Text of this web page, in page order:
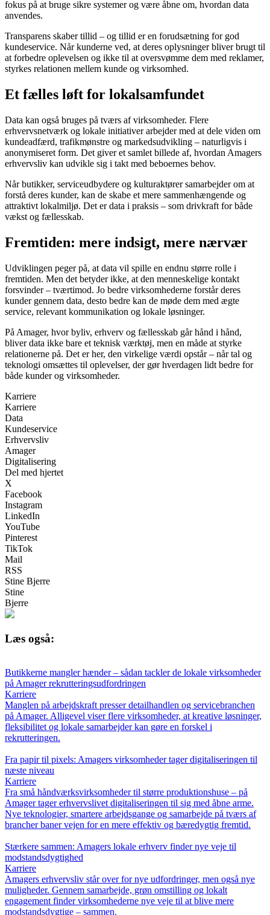
fokus på at bruge sikre systemer og være åbne om, hvordan data
anvendes.
Transparens skaber tillid – og tillid er en forudsætning for god
kundeservice. Når kunderne ved, at deres oplysninger bliver brugt til
at forbedre oplevelsen og ikke til at oversvømme dem med reklamer,
styrkes relationen mellem kunde og virksomhed.
Et fælles løft for lokalsamfundet
Data kan også bruges på tværs af virksomheder. Flere
erhvervsnetværk og lokale initiativer arbejder med at dele viden om
kundeadfærd, trafikmønstre og markedsudvikling – naturligvis i
anonymiseret form. Det giver et samlet billede af, hvordan Amagers
erhvervsliv kan udvikle sig i takt med beboernes behov.
Når butikker, serviceudbydere og kulturaktører samarbejder om at
forstå deres kunder, kan de skabe et mere sammenhængende og
attraktivt lokalmiljø. Det er data i praksis – som drivkraft for både
vækst og fællesskab.
Fremtiden: mere indsigt, mere nærvær
Udviklingen peger på, at data vil spille en endnu større rolle i
fremtiden. Men det betyder ikke, at den menneskelige kontakt
forsvinder – tværtimod. Jo bedre virksomhederne forstår deres
kunder gennem data, desto bedre kan de møde dem med ægte
service, relevant kommunikation og lokale løsninger.
På Amager, hvor byliv, erhverv og fællesskab går hånd i hånd,
bliver data ikke bare et teknisk værktøj, men en måde at styrke
relationerne på. Det er her, den virkelige værdi opstår – når tal og
teknologi omsættes til oplevelser, der gør hverdagen lidt bedre for
både kunder og virksomheder.
Karriere
Karriere
Data
Kundeservice
Erhvervsliv
Amager
Digitalisering
Del med hjertet
X
Facebook
Instagram
LinkedIn
YouTube
Pinterest
TikTok
Mail
RSS
Stine Bjerre
Stine
Bjerre
Læs også:
Butikkerne mangler hænder – sådan tackler de lokale virksomheder
på Amager rekrutteringsudfordringen
Karriere
Manglen på arbejdskraft presser detailhandlen og servicebranchen
på Amager. Alligevel viser flere virksomheder, at kreative løsninger,
fleksibilitet og lokale samarbejder kan gøre en forskel i
rekrutteringen.
Fra papir til pixels: Amagers virksomheder tager digitaliseringen til
næste niveau
Karriere
Fra små håndværksvirksomheder til større produktionshuse – på
Amager tager erhvervslivet digitaliseringen til sig med åbne arme.
Nye teknologier, smartere arbejdsgange og samarbejde på tværs af
brancher baner vejen for en mere effektiv og bæredygtig fremtid.
Stærkere sammen: Amagers lokale erhverv finder nye veje til
modstandsdygtighed
Karriere
Amagers erhvervsliv står over for nye udfordringer, men også nye
muligheder. Gennem samarbejde, grøn omstilling og lokalt
engagement finder virksomhederne nye veje til at blive mere
modstandsdygtige – sammen.